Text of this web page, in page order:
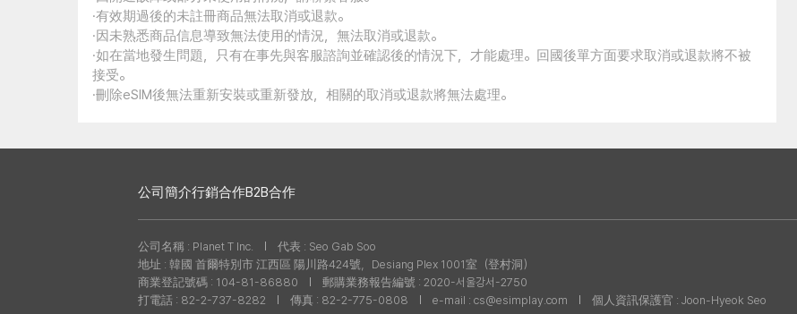
·有效期過後的未註冊商品無法取消或退款。
·因未熟悉商品信息導致無法使用的情況，無法取消或退款。
·如在當地發生問題，只有在事先與客服諮詢並確認後的情況下，才能處理。回國後單方面要求取消或退款將不被
接受。
·刪除eSIM後無法重新安裝或重新發放，相關的取消或退款將無法處理。
公司簡介行銷合作B2B合作
公司名稱 : Planet T Inc.
代表 : Seo Gab Soo
地址 : 韓國 首爾特別市 江西區 陽川路424號，Desiang Plex 1001室（登村洞）
商業登記號碼 : 104-81-86880
郵購業務報告編號 : 2020-서울강서-2750
打電話 : 82-2-737-8282
傳真 : 82-2-775-0808 e-mail : cs@esimplay.com 個人資訊保護官 : Joon-Hyeok Seo